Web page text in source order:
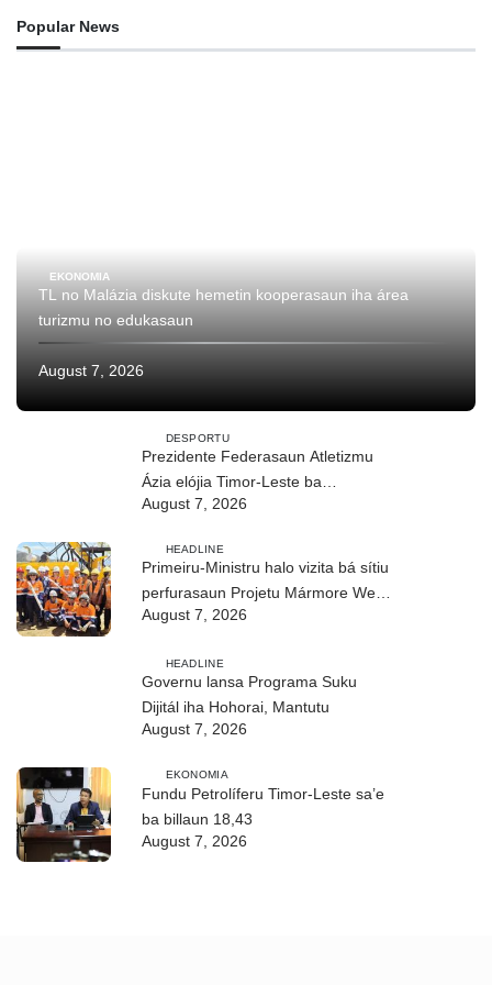
Popular News
EKONOMIA
TL no Malázia diskute hemetin kooperasaun iha área
turizmu no edukasaun
August 7, 2026
DESPORTU
Prezidente Federasaun Atletizmu
Ázia elójia Timor-Leste ba
realizasaun DIM 2026
August 7, 2026
HEADLINE
Primeiru-Ministru halo vizita bá sítiu
perfurasaun Projetu Mármore We-
uah iha Ilimanu
August 7, 2026
HEADLINE
Governu lansa Programa Suku
Dijitál iha Hohorai, Mantutu
August 7, 2026
EKONOMIA
Fundu Petrolíferu Timor-Leste sa’e
ba billaun 18,43
August 7, 2026